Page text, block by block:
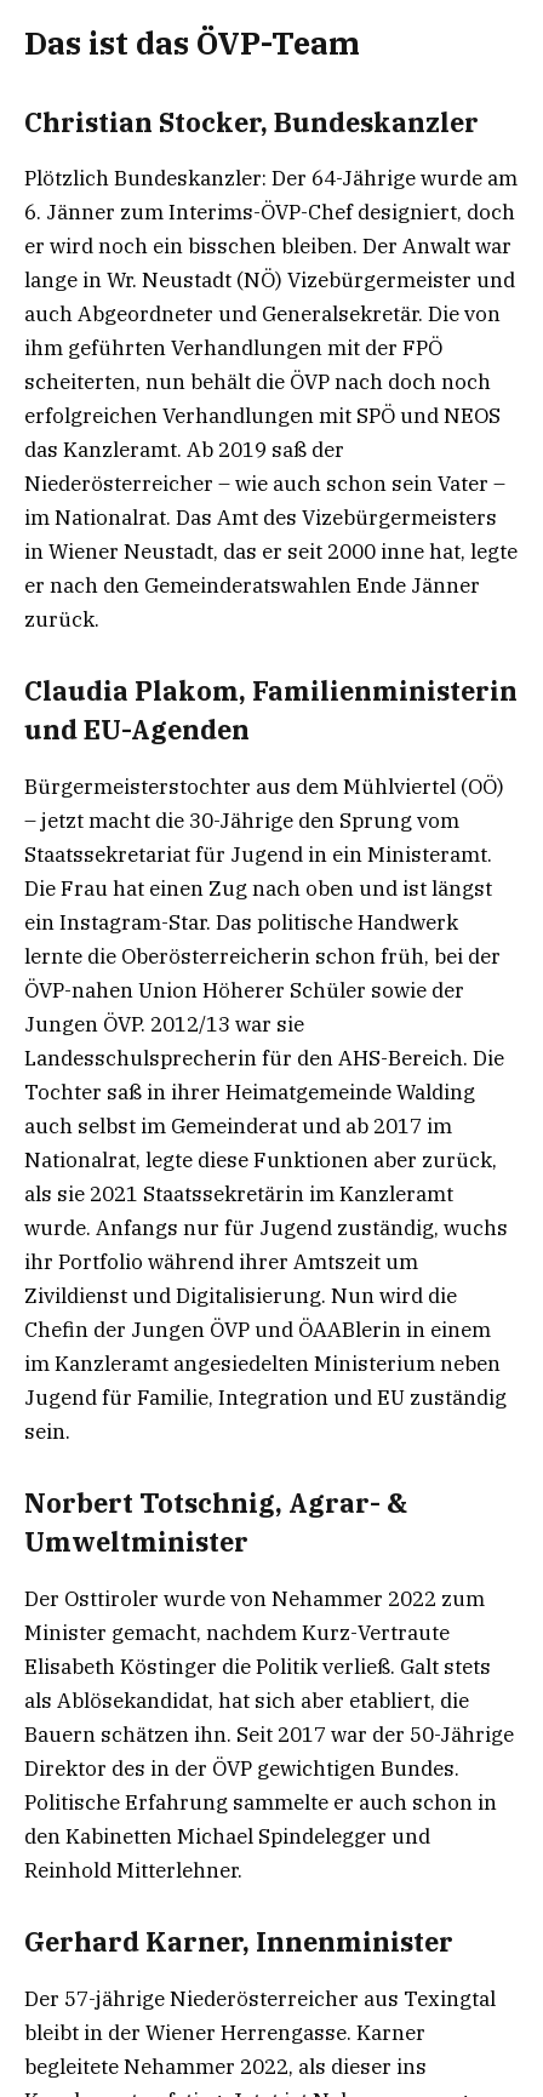
Das ist das ÖVP-Team
Christian Stocker, Bundeskanzler
Plötzlich Bundeskanzler: Der 64-Jährige wurde am
6. Jänner zum Interims-ÖVP-Chef designiert, doch
er wird noch ein bisschen bleiben. Der Anwalt war
lange in Wr. Neustadt (NÖ) Vizebürgermeister und
auch Abgeordneter und Generalsekretär. Die von
ihm geführten Verhandlungen mit der FPÖ
scheiterten, nun behält die ÖVP nach doch noch
erfolgreichen Verhandlungen mit SPÖ und NEOS
das Kanzleramt. Ab 2019 saß der
Niederösterreicher – wie auch schon sein Vater –
im Nationalrat. Das Amt des Vizebürgermeisters
in Wiener Neustadt, das er seit 2000 inne hat, legte
er nach den Gemeinderatswahlen Ende Jänner
zurück.
Claudia Plakom, Familienministerin
und EU-Agenden
Bürgermeisterstochter aus dem Mühlviertel (OÖ)
– jetzt macht die 30-Jährige den Sprung vom
Staatssekretariat für Jugend in ein Ministeramt.
Die Frau hat einen Zug nach oben und ist längst
ein Instagram-Star. Das politische Handwerk
lernte die Oberösterreicherin schon früh, bei der
ÖVP-nahen Union Höherer Schüler sowie der
Jungen ÖVP. 2012/13 war sie
Landesschulsprecherin für den AHS-Bereich. Die
Tochter saß in ihrer Heimatgemeinde Walding
auch selbst im Gemeinderat und ab 2017 im
Nationalrat, legte diese Funktionen aber zurück,
als sie 2021 Staatssekretärin im Kanzleramt
wurde. Anfangs nur für Jugend zuständig, wuchs
ihr Portfolio während ihrer Amtszeit um
Zivildienst und Digitalisierung. Nun wird die
Chefin der Jungen ÖVP und ÖAABlerin in einem
im Kanzleramt angesiedelten Ministerium neben
Jugend für Familie, Integration und EU zuständig
sein.
Norbert Totschnig, Agrar- &
Umweltminister
Der Osttiroler wurde von Nehammer 2022 zum
Minister gemacht, nachdem Kurz-Vertraute
Elisabeth Köstinger die Politik verließ. Galt stets
als Ablösekandidat, hat sich aber etabliert, die
Bauern schätzen ihn. Seit 2017 war der 50-Jährige
Direktor des in der ÖVP gewichtigen Bundes.
Politische Erfahrung sammelte er auch schon in
den Kabinetten Michael Spindelegger und
Reinhold Mitterlehner.
Gerhard Karner, Innenminister
Der 57-jährige Niederösterreicher aus Texingtal
bleibt in der Wiener Herrengasse. Karner
begleitete Nehammer 2022, als dieser ins